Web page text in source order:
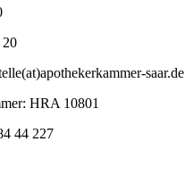
20
saar.de
HRA 10801
44 227